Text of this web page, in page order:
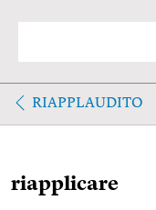
RIAPPLAUDITO
riapplicare